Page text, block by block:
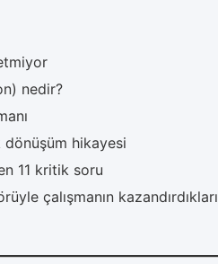
nedir?
hikayesi
11 kritik soru
çalışmanın kazandırdıkları